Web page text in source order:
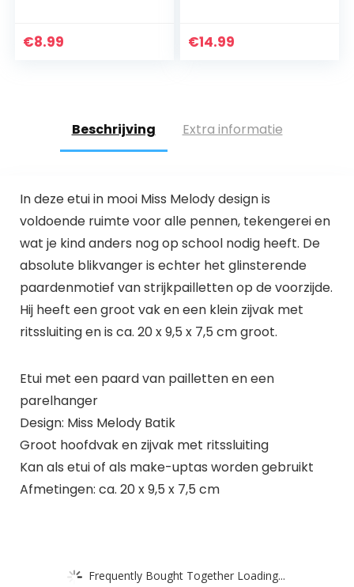
Knutselsets voor
€8.99
den Briefpapier
€14.99
Beschrijving Extra informatie
In deze etui in mooi Miss Melody design is
voldoende ruimte voor alle pennen, tekengerei en
wat je kind anders nog op school nodig heeft. De
absolute blikvanger is echter het glinsterende
paardenmotief van strijkpailletten op de voorzijde.
Hij heeft een groot vak en een klein zijvak met
ritssluiting en is ca. 20 x 9,5 x 7,5 cm groot.
Etui met een paard van pailletten en een
parelhanger
Design: Miss Melody Batik
Groot hoofdvak en zijvak met ritssluiting
Kan als etui of als make-uptas worden gebruikt
Afmetingen: ca. 20 x 9,5 x 7,5 cm
Frequently Bought Together Loading...